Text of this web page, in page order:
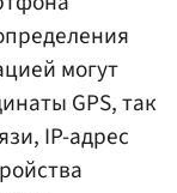
могут
GPS, так
IP-адрес